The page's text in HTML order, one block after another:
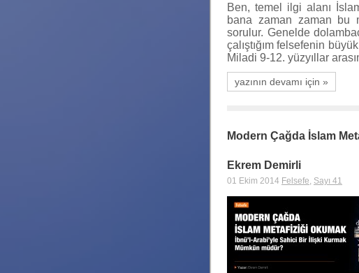
Ben, temel ilgi alanı
bana zaman zaman bu
sorulur. Genelde
çalıştığım felsefenin
Miladi 9-12. yüzyıllar
yazının devamı için »
Modern Çağda İslam
Ekrem Demirli
01 Ekim 2014 Felsefe, Sayı 41